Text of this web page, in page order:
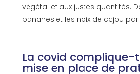
végétal et aux justes quantités.
bananes et les noix de cajou par
La covid complique-
mise en place de